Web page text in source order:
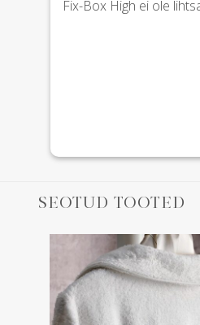
Fix-Box High ei ole
SEOTUD TOOTED